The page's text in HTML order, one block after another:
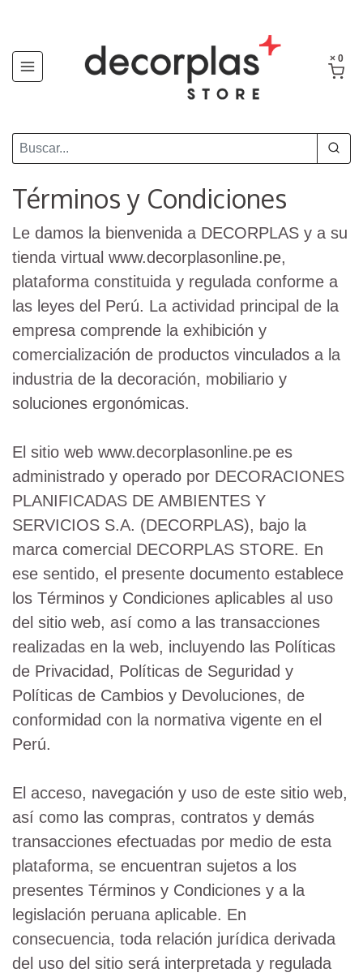
× 0
Términos y Condiciones
Le damos la bienvenida a DECORPLAS y a su
tienda virtual www.decorplasonline.pe,
plataforma constituida y regulada conforme a
las leyes del Perú. La actividad principal de la
empresa comprende la exhibición y
comercialización de productos vinculados a la
industria de la decoración, mobiliario y
soluciones ergonómicas.
El sitio web www.decorplasonline.pe es
administrado y operado por DECORACIONES
PLANIFICADAS DE AMBIENTES Y
SERVICIOS S.A. (DECORPLAS), bajo la
marca comercial DECORPLAS STORE. En
ese sentido, el presente documento establece
los Términos y Condiciones aplicables al uso
del sitio web, así como a las transacciones
realizadas en la web, incluyendo las Políticas
de Privacidad, Políticas de Seguridad y
Políticas de Cambios y Devoluciones, de
conformidad con la normativa vigente en el
Perú.
El acceso, navegación y uso de este sitio web,
así como las compras, contratos y demás
transacciones efectuadas por medio de esta
plataforma, se encuentran sujetos a los
presentes Términos y Condiciones y a la
legislación peruana aplicable. En
consecuencia, toda relación jurídica derivada
del uso del sitio será interpretada y regulada